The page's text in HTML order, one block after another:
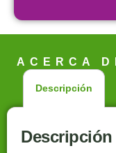
ACERCA
Descripción
Descripción